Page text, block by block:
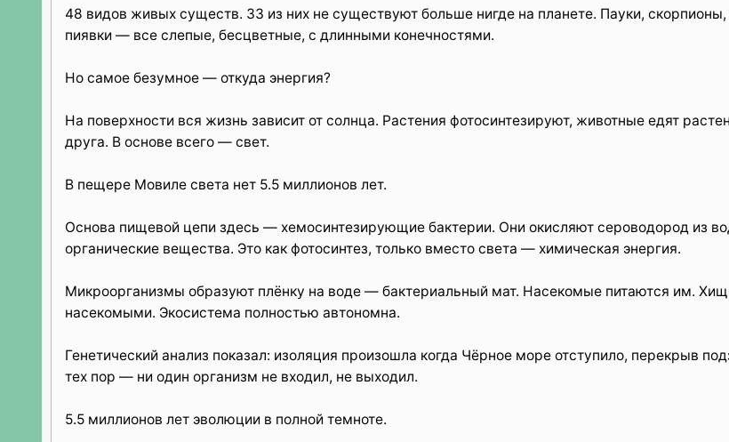
48 видов живых существ. 33 из них не существуют больше нигде на планете. Пауки,
пиявки — все слепые, бесцветные, с длинными конечностями.
Но самое безумное — откуда энергия?
На поверхности вся жизнь зависит от солнца. Растения фотосинтезируют, животные едят
друга. В основе всего — свет.
В пещере Мовиле света нет 5.5 миллионов лет.
Основа пищевой цепи здесь — хемосинтезирующие бактерии. Они окисляют сероводород из
органические вещества. Это как фотосинтез, только вместо света — химическая энергия.
Микроорганизмы образуют плёнку на воде — бактериальный мат. Насекомые питаются им.
насекомыми. Экосистема полностью автономна.
Генетический анализ показал: изоляция произошла когда Чёрное море отступило, перекрыв
тех пор — ни один организм не входил, не выходил.
5.5 миллионов лет эволюции в полной темноте.